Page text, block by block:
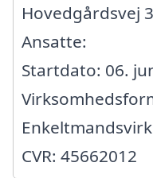
Hovedgårdsvej
Ansatte:
Startdato: 06.
CVR: 45662012